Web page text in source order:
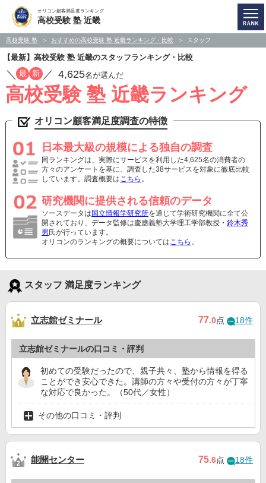
オリコン顧客満足度ランキング
高校受験 塾 近畿
高校受験 塾 おすすめの高校受験 塾 近畿ランキング・比較 スタッフ
【最新】高校受験 塾 近畿のスタッフランキング・比較
／ 最 新 ／ 4,625名が選んだ
高校受験 塾 近畿ランキング
オリコン顧客満足度調査の特徴
日本最大級の規模による独自の調査
同ランキングは、実際にサービスを利用した4,625名の消費者の
方々のアンケートを基に、調査した38サービスを対象に徹底比較
しています。調査概要はこちら 。
研究機関に提供される信頼のデータ
ソースデータは 国立情報学研究所を通じて学術研究機関に全て公
開されており、データ監修は慶應義塾大学理工学部教授・ 鈴木秀
男 氏が行っています。
オリコンのランキングの概要についてはこちら 。
スタッフ 満足度ランキング
立志館ゼミナール 77.0点 18件
立志館ゼミナールの口コミ・評判
初めての受験だったので、親子共々、塾から情報を得る
ことができ安心できた。講師の方々や受付の方々が丁寧
な対応で良かった。（50代／女性）
その他の口コミ・評判
能開センター 75.6点 18件